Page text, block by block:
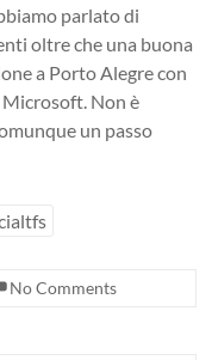
parlato di
oltre che una buona
a Porto Alegre con
Non è
un passo
No Comments